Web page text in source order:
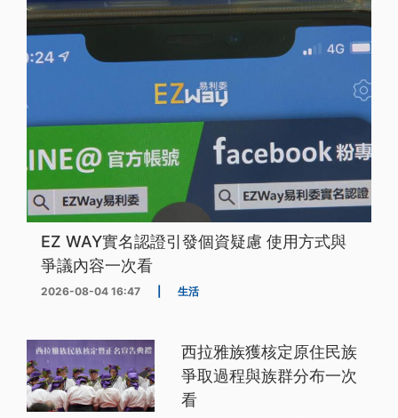
EZ WAY實名認證引發個資疑慮 使用方式與
爭議內容一次看
2026-08-04 16:47 生活
西拉雅族獲核定原住民族
爭取過程與族群分布一次
看